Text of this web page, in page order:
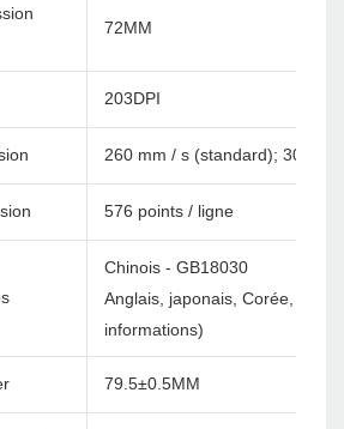
72MM
203DPI
260 mm / s (standard); 300
576 points / ligne
Chinois - GB18030
Anglais, japonais, Corée, etc.
informations)
79.5±0.5MM